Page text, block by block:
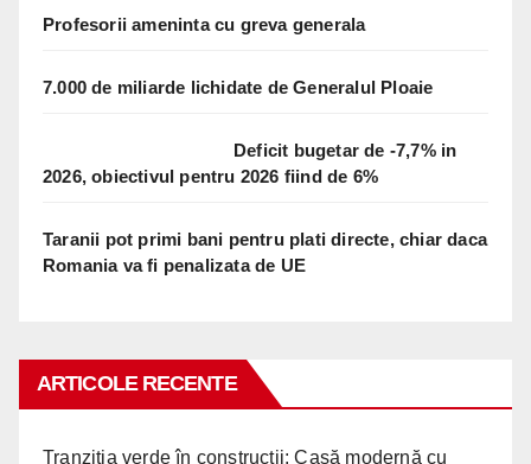
Profesorii ameninta cu greva generala
7.000 de miliarde lichidate de Generalul Ploaie
Deficit bugetar de -7,7% in
2026, obiectivul pentru 2026 fiind de 6%
Taranii pot primi bani pentru plati directe, chiar daca
Romania va fi penalizata de UE
ARTICOLE RECENTE
Tranziția verde în construcții: Casă modernă cu